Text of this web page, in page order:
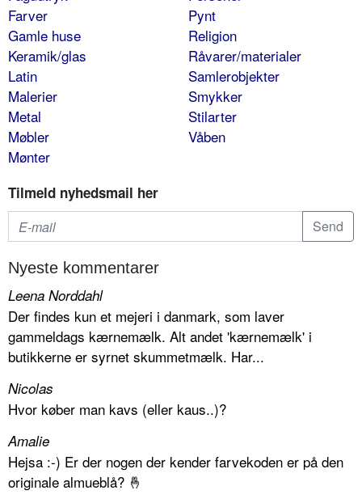
Farver
Gamle huse
Keramik/glas
Latin
Malerier
Metal
Møbler
Mønter
Pynt
Religion
Råvarer/materialer
Samlerobjekter
Smykker
Stilarter
Våben
Tilmeld nyhedsmail her
Nyeste kommentarer
Leena Norddahl
Der findes kun et mejeri i danmark, som laver
gammeldags kærnemælk. Alt andet 'kærnemælk' i
butikkerne er syrnet skummetmælk. Har...
Nicolas
Hvor køber man kavs (eller kaus..)?
Amalie
Hejsa :-) Er der nogen der kender farvekoden er på den
originale almueblå? 🤞